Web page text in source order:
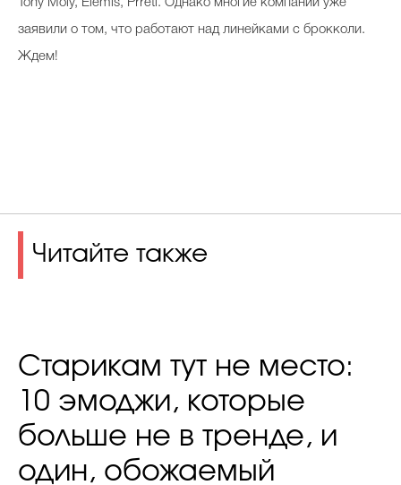
заявили о том, что работают над линейками с брокколи.
Ждем!
Читайте также
Старикам тут не место:
10 эмоджи, которые
больше не в тренде, и
один, обожаемый